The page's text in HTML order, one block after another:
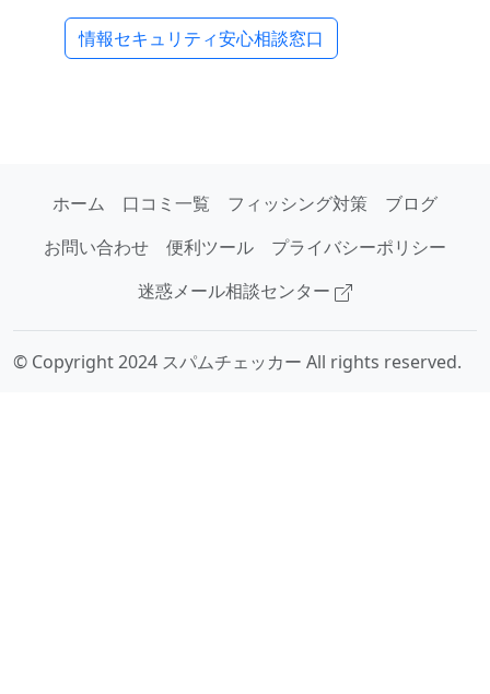
情報セキュリティ安心相談窓口
ホーム 口コミ一覧 フィッシング対策
ブログ
お問い合わせ
便利ツール
プライバシーポリシー
迷惑メール相談センター
© Copyright 2024 スパムチェッカー All rights reserved.